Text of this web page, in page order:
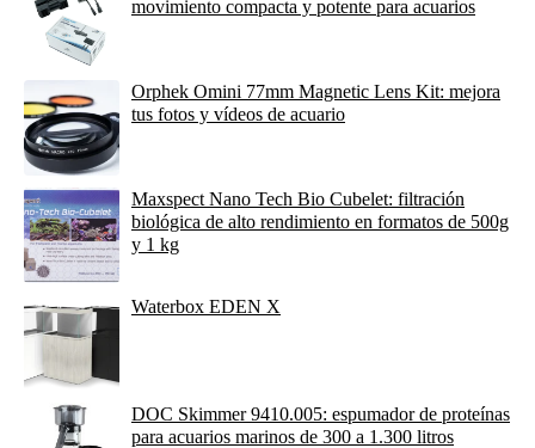
movimiento compacta y potente para acuarios
Orphek Omini 77mm Magnetic Lens Kit: mejora
tus fotos y vídeos de acuario
Maxspect Nano Tech Bio Cubelet: filtración
biológica de alto rendimiento en formatos de 500g
y 1 kg
Waterbox EDEN X
DOC Skimmer 9410.005: espumador de proteínas
para acuarios marinos de 300 a 1.300 litros